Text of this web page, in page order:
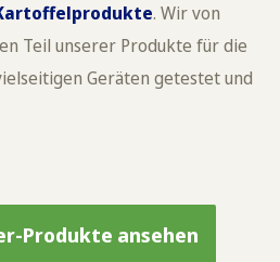
. Wir von
Teil unserer Produkte für die
Geräten getestet und
Produkte ansehen